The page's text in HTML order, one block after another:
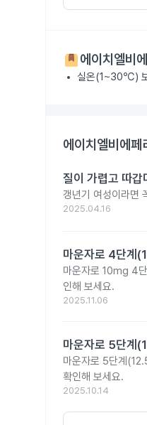
에이치엘비
실온(1~30℃)
에이치엘비에
질이 가렵고 따
갱년기 여성이라면
2025.04.16
마운자로 4단계
마운자로 10mg 4
인해 보세요.
2025.11.06
마운자로 5단계
마운자로 5단계
확인해 보세요.
2025.10.14